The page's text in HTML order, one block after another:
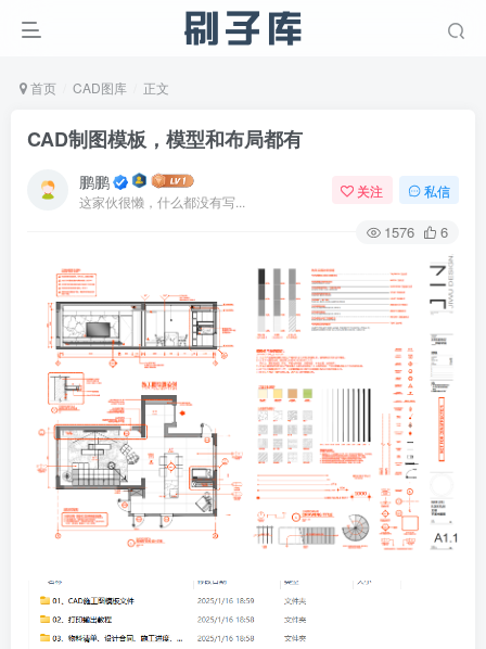
首页 CAD图库 正文
CAD制图模板，模型和布局都有
鹏鹏
这家伙很懒，什么都没有写...
关注 私信
1576 6